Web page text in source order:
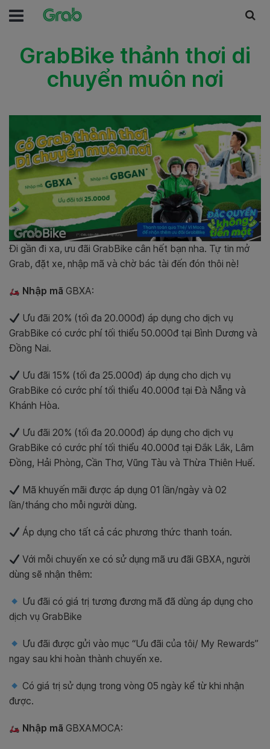
GrabBike thảnh thơi di
chuyển muôn nơi
Đi gần đi xa, ưu đãi GrabBike cân hết bạn nha. Tự tin mở
Grab, đặt xe, nhập mã và chờ bác tài đến đón thôi nè!
Nhập mã GBXA:
Ưu đãi 20% (tối đa 20.000đ) áp dụng cho dịch vụ
GrabBike có cước phí tối thiểu 50.000đ tại Bình Dương và
Đồng Nai.
Ưu đãi 15% (tối đa 25.000đ) áp dụng cho dịch vụ
GrabBike có cước phí tối thiểu 40.000đ tại Đà Nẵng và
Khánh Hòa.
Ưu đãi 20% (tối đa 20.000đ) áp dụng cho dịch vụ
GrabBike có cước phí tối thiểu 40.000đ tại Đắk Lắk, Lâm
Đồng, Hải Phòng, Cần Thơ, Vũng Tàu và Thừa Thiên Huế.
Mã khuyến mãi được áp dụng 01 lần/ngày và 02
lần/tháng cho mỗi người dùng.
Áp dụng cho tất cả các phương thức thanh toán.
Với mỗi chuyến xe có sử dụng mã ưu đãi GBXA, người
dùng sẽ nhận thêm:
Ưu đãi có giá trị tương đương mã đã dùng áp dụng cho
dịch vụ GrabBike
Ưu đãi được gửi vào mục “Ưu đãi của tôi/ My Rewards”
ngay sau khi hoàn thành chuyến xe.
Có giá trị sử dụng trong vòng 05 ngày kể từ khi nhận
được.
Nhập mã GBXAMOCA: